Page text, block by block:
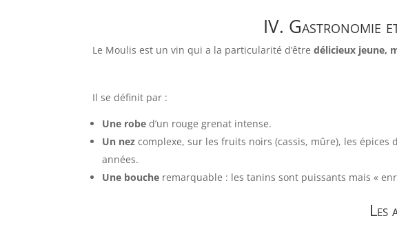
IV. Gastronomie
Le Moulis est un vin qui a la particularité d’êtredélicieux jeune,
Il se définit par :
Une robe d’un rouge grenat intense.
Un nez complexe, sur les fruits noirs (cassis, mûre), les
années.
Une bouche remarquable : les tanins sont puissants mais «
Les